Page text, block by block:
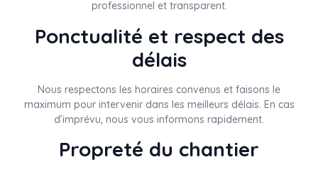
professionnel et transparent.
Ponctualité et respect des
délais
Nous respectons les horaires convenus et faisons le
maximum pour intervenir dans les meilleurs délais. En cas
d’imprévu, nous vous informons rapidement.
Propreté du chantier